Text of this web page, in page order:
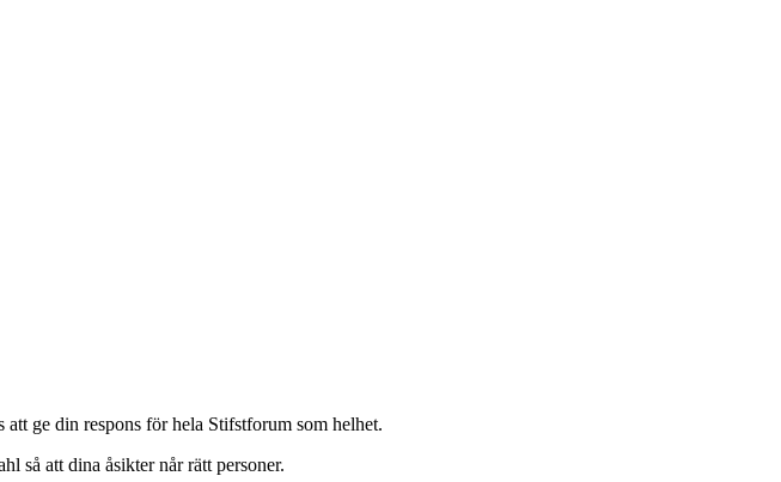
ge din respons för hela Stifstforum som helhet.
så att dina åsikter når rätt personer.